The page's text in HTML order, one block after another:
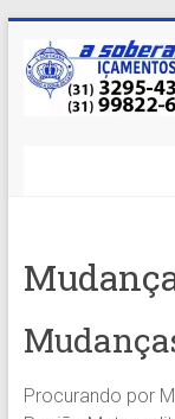
content
A
MELHOR
em
Procurando por